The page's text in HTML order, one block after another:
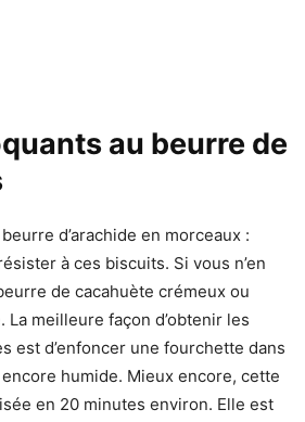
au beurre de
d’arachide en morceaux :
à ces biscuits. Si vous n’en
de cacahuète crémeux ou
meilleure façon d’obtenir les
est d’enfoncer une fourchette dans
humide. Mieux encore, cette
en 20 minutes environ. Elle est